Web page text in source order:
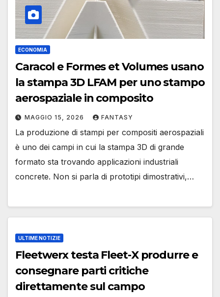
ECONOMIA
Caracol e Formes et Volumes usano
la stampa 3D LFAM per uno stampo
aerospaziale in composito
MAGGIO 15, 2026 FANTASY
La produzione di stampi per compositi aerospaziali
è uno dei campi in cui la stampa 3D di grande
formato sta trovando applicazioni industriali
concrete. Non si parla di prototipi dimostrativi,…
ULTIME NOTIZIE
Fleetwerx testa Fleet-X produrre e
consegnare parti critiche
direttamente sul campo